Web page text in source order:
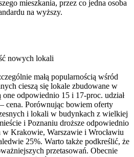
mieszkania, przez co jedna osoba
na wyższy.
nowych lokali
małą popularnością wśród
cieszą się lokale zbudowane w
one odpowiednio 15 i 17-proc. udział
cena. Porównując bowiem oferty
i lokali w budynkach z wielkiej
i Poznaniu droższe odpowiednio
Krakowie, Warszawie i Wrocławiu
25%. Warto także podkreślić, że
przetasowań. Obecnie